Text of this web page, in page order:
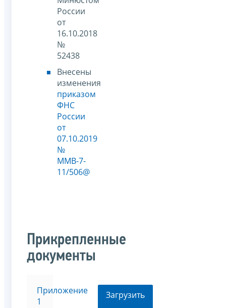
России
от
16.10.2018
№
52438
Внесены
изменения
приказом
ФНС
России
от
07.10.2019
№
ММВ-7-
11/506@
Прикрепленные
документы
Приложение
1
Загрузить